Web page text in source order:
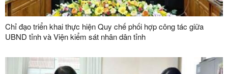
Chỉ đạo triển khai thực hiện Quy chế phối hợp công tác giữa
UBND tỉnh và Viện kiểm sát nhân dân tỉnh